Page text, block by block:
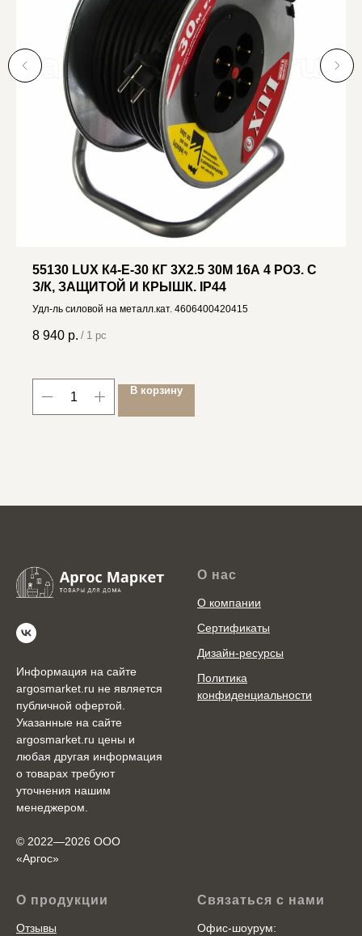
55130 LUX К4-Е-30 КГ 3X2.5 30М 16А 4 РОЗ. С
З/К, ЗАЩИТОЙ И КРЫШК. IP44
Удл-ль силовой на металл.кат. 4606400420415
8 940 р. / 1 pc
В корзину
Информация на сайте
argosmarket.ru не является
публичной офертой.
Указанные на сайте
argosmarket.ru цены и
любая другая информация
о товарах требуют
уточнения нашим
менеджером.
© 2022—2026 ООО
«Аргоc»
О нас
О компании
Сертификаты
Дизайн-ресурсы
Политика
конфиденциальности
О продукции
Отзывы
Связаться с нами
Офис-шоурум: